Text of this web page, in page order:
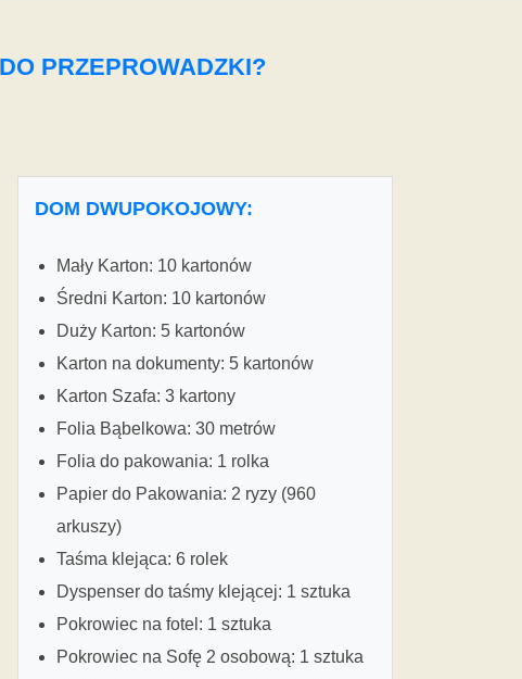
PRZEPROWADZKI?
DOM DWUPOKOJOWY:
Mały Karton: 10 kartonów
Średni Karton: 10 kartonów
Duży Karton: 5 kartonów
Karton na dokumenty: 5 kartonów
Karton Szafa: 3 kartony
Folia Bąbelkowa: 30 metrów
Folia do pakowania: 1 rolka
Papier do Pakowania: 2 ryzy (960
arkuszy)
Taśma klejąca: 6 rolek
Dyspenser do taśmy klejącej: 1 sztuka
Pokrowiec na fotel: 1 sztuka
Pokrowiec na Sofę 2 osobową: 1 sztuka